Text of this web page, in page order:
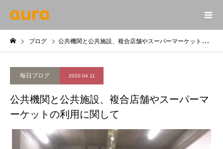
ブログ 公共機関と公共施設、複合店舗やスーパーマーケットの利用に関して
毎日ブログ 2020.04.11
公共機関と公共施設、複合店舗やスーパーマ
ーケットの利用に関して